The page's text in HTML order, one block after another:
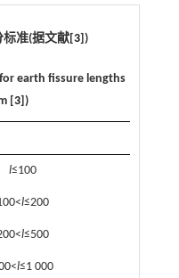
标准(据文献[3])
earth fissure lengths
[3])
l≤100
l≤200
l≤500
l≤1 000